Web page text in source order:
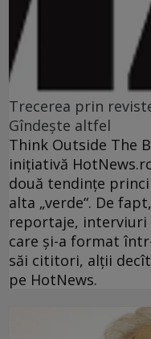
Trecerea prin
Gîndeşte altfel
Think Outside The
iniţiativă
două tendinţe
alta „verde“. De
reportaje,
care şi-a format
săi cititori, alţii
pe HotNews.